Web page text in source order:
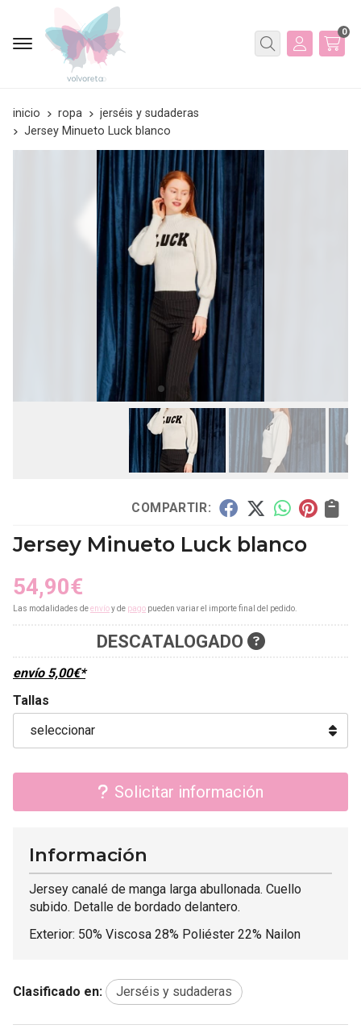
Buscar
0
inicio ropa
jerséis y sudaderas
Jersey Minueto Luck blanco
COMPARTIR:
Jersey Minueto Luck blanco
54,90€
Las modalidades deenvíoy de pago pueden variar el importe final del pedido.
DESCATALOGADO
envío 5,00€*
Tallas
Solicitar información
Información
Jersey canalé de manga larga abullonada. Cuello
subido. Detalle de bordado delantero.
Exterior: 50% Viscosa 28% Poliéster 22% Nailon
Clasificado en: Jerséis y sudaderas